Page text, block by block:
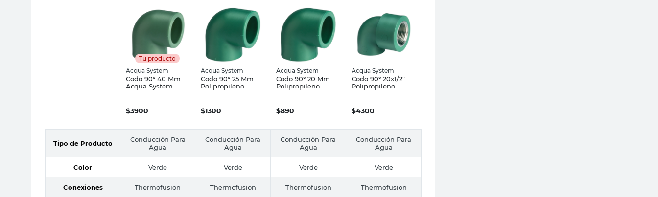
Tu producto
Acqua System
Codo 90° 40 Mm
Acqua System
$3900
Acqua System
Codo 90° 25 Mm
Polipropileno
$1300
Acqua System
Codo 90° 20 Mm
Polipropileno
$890
Acqua System
Codo 90° 20x1/2"
Polipropileno
$4300
Tipo de Producto
Conducción Para
Agua
Conducción Para
Agua
Conducción Para
Agua
Conducción Para
Agua
Color Verde Verde Verde Verde
Conexiones Thermofusion Thermofusion Thermofusion Thermofusion